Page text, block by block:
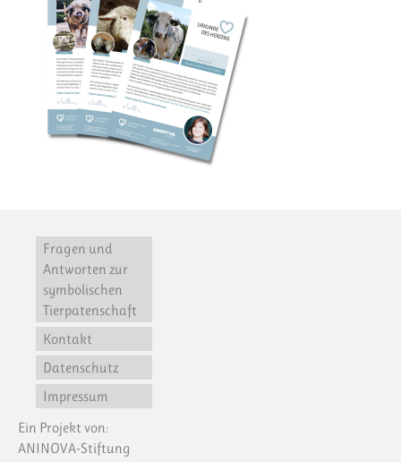
Fragen und
Antworten zur
symbolischen
Tierpatenschaft
Kontakt
Datenschutz
Impressum
Ein Projekt von:
ANINOVA-Stiftung